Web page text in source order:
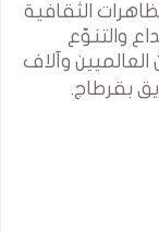
الثقافية
والتنوّع
العالميين وآلاف
بقرطاج.